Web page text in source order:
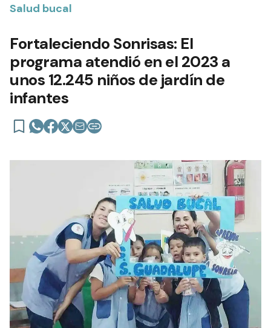
Salud bucal
Fortaleciendo Sonrisas: El
programa atendió en el 2023 a
unos 12.245 niños de jardín de
infantes